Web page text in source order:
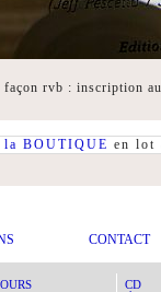
façon rvb : inscription
BOUTIQUE en lot
CONTACT
CD